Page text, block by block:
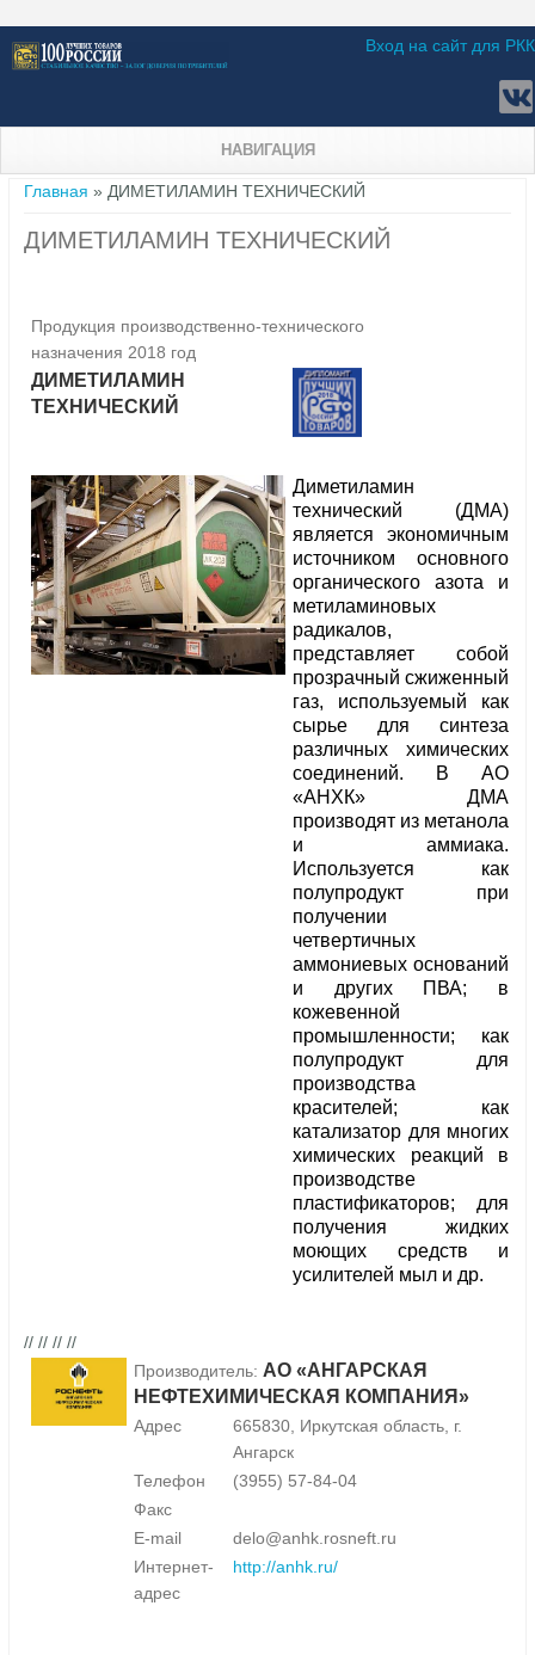
Вход на сайт для РКК
НАВИГАЦИЯ
Вы здесь
Главная » ДИМЕТИЛАМИН ТЕХНИЧЕСКИЙ
ДИМЕТИЛАМИН ТЕХНИЧЕСКИЙ
Продукция производственно-технического
назначения 2018 год
ДИМЕТИЛАМИН
ТЕХНИЧЕСКИЙ
Диметиламин
технический (ДМА)
является экономичным
источником основного
органического азота и
метиламиновых
радикалов,
представляет собой
прозрачный сжиженный
газ, используемый как
сырье для синтеза
различных химических
соединений. В АО
«АНХК» ДМА
производят из метанола
и аммиака.
Используется как
полупродукт при
получении
четвертичных
аммониевых оснований
и других ПВА; в
кожевенной
промышленности; как
полупродукт для
производства
красителей; как
катализатор для многих
химических реакций в
производстве
пластификаторов; для
получения жидких
моющих средств и
усилителей мыл и др.
// // // //
Производитель: АО «АНГАРСКАЯ
НЕФТЕХИМИЧЕСКАЯ КОМПАНИЯ»
Адрес
665830, Иркутская область, г.
Ангарск
Телефон
(3955) 57-84-04
Факс
E-mail
delo@anhk.rosneft.ru
Интернет-
адрес
http://anhk.ru/